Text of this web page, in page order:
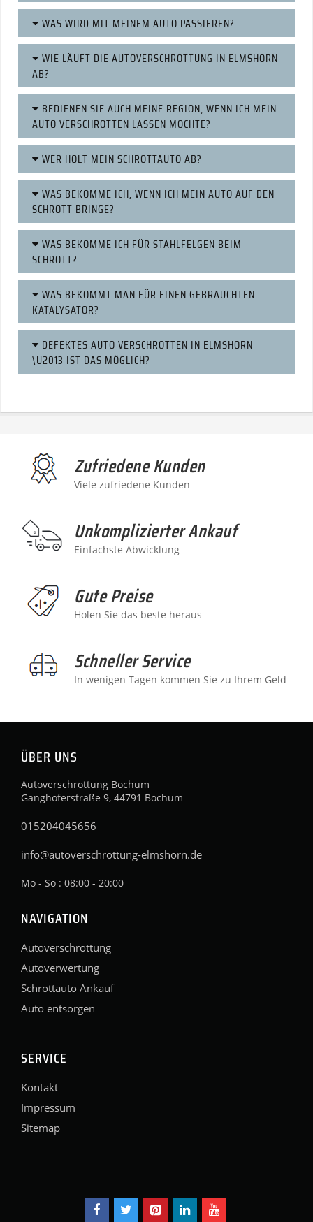
WAS WIRD MIT MEINEM AUTO PASSIEREN?
WIE LÄUFT DIE AUTOVERSCHROTTUNG IN ELMSHORN
AB?
BEDIENEN SIE AUCH MEINE REGION, WENN ICH MEIN
AUTO VERSCHROTTEN LASSEN MÖCHTE?
WER HOLT MEIN SCHROTTAUTO AB?
WAS BEKOMME ICH, WENN ICH MEIN AUTO AUF DEN
SCHROTT BRINGE?
WAS BEKOMME ICH FÜR STAHLFELGEN BEIM
SCHROTT?
WAS BEKOMMT MAN FÜR EINEN GEBRAUCHTEN
KATALYSATOR?
DEFEKTES AUTO VERSCHROTTEN IN ELMSHORN
\U2013 IST DAS MÖGLICH?
Zufriedene Kunden
Viele zufriedene Kunden
Unkomplizierter Ankauf
Einfachste Abwicklung
Gute Preise
Holen Sie das beste heraus
Schneller Service
In wenigen Tagen kommen Sie zu Ihrem Geld
ÜBER UNS
Autoverschrottung Bochum
Ganghoferstraße 9, 44791 Bochum
015204045656
info@autoverschrottung-elmshorn.de
Mo - So : 08:00 - 20:00
NAVIGATION
Autoverschrottung
Autoverwertung
Schrottauto Ankauf
Auto entsorgen
SERVICE
Kontakt
Impressum
Sitemap